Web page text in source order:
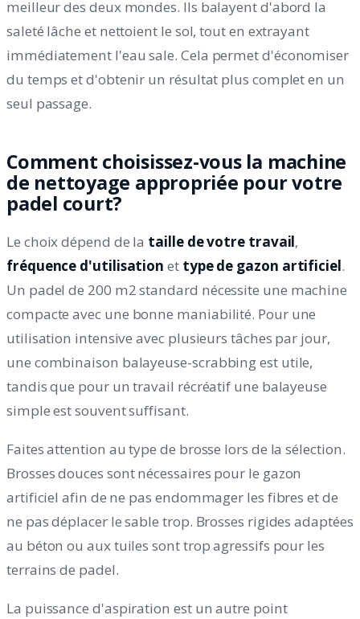
meilleur des deux mondes. Ils balayent d'abord la
saleté lâche et nettoient le sol, tout en extrayant
immédiatement l'eau sale. Cela permet d'économiser
du temps et d'obtenir un résultat plus complet en un
seul passage.
Comment choisissez-vous la machine
de nettoyage appropriée pour votre
padel court?
Le choix dépend de la taille de votre travail,
fréquence d'utilisation et type de gazon artificiel.
Un padel de 200 m2 standard nécessite une machine
compacte avec une bonne maniabilité. Pour une
utilisation intensive avec plusieurs tâches par jour,
une combinaison balayeuse-scrabbing est utile,
tandis que pour un travail récréatif une balayeuse
simple est souvent suffisant.
Faites attention au type de brosse lors de la sélection.
Brosses douces sont nécessaires pour le gazon
artificiel afin de ne pas endommager les fibres et de
ne pas déplacer le sable trop. Brosses rigides adaptées
au béton ou aux tuiles sont trop agressifs pour les
terrains de padel.
La puissance d'aspiration est un autre point